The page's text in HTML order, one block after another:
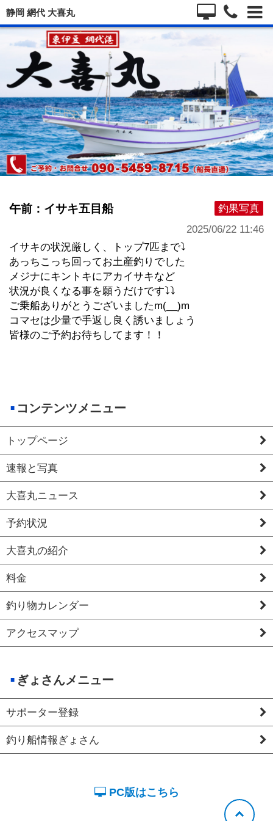
静岡 網代 大喜丸
釣果写真
午前：イサキ五目船
2025/06/22 11:46
イサキの状況厳しく、トップ7匹まで⤵️
あっちこっち回ってお土産釣りでした
メジナにキントキにアカイサキなど
状況が良くなる事を願うだけです⤵️⤵️
ご乗船ありがとうございましたm(__)m
コマセは少量で手返し良く誘いましょう
皆様のご予約お待ちしてます！！
コンテンツメニュー
トップページ
速報と写真
大喜丸ニュース
予約状況
大喜丸の紹介
料金
釣り物カレンダー
アクセスマップ
ぎょさんメニュー
サポーター登録
釣り船情報ぎょさん
PC版はこちら